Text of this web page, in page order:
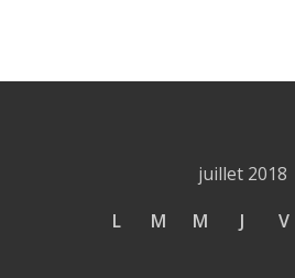
juillet 2018
L
M M J V